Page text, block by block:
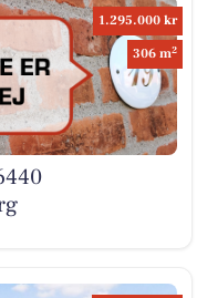
1.295.000 kr
306 m2